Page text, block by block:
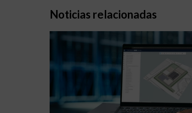
Noticias relacionadas